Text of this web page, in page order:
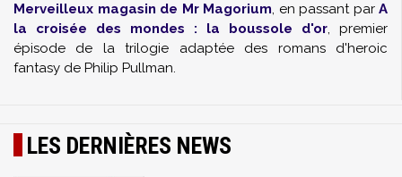
Merveilleux magasin de Mr Magorium, en passant par A
la croisée des mondes : la boussole d'or, premier
épisode de la trilogie adaptée des romans d'heroic
fantasy de Philip Pullman.
LES DERNIÈRES NEWS